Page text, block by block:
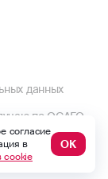
данных
по ОСАГО
согласие
в
cookie
ОК